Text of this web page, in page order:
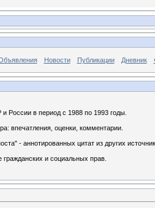
Новости Публикации Дневник
России в период с 1988 по 1993 годы.
впечатления, оценки, комментарии.
- аннотированных цитат из других
и социальных прав.